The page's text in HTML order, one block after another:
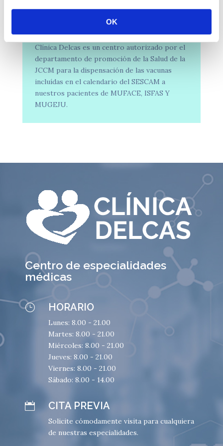
OK
Calendario de vacunas
Clínica Delcas es un centro autorizado por el
departamento de promoción de la Salud de la
JCCM para la dispensación de las vacunas
incluídas en el calendario del SESCAM a
nuestros pacientes de MUFACE, ISFAS Y
MUGEJU.
Centro de especialidades
médicas
} HORARIO
Lunes: 8.00 - 21.00
Martes: 8.00 - 21.00
Miércoles: 8.00 - 21.00
Jueves: 8.00 - 21.00
Viernes: 8.00 - 21.00
Sábado: 8.00 - 14.00
 CITA PREVIA
Solicite cómodamente visita para cualquiera
de nuestras especialidades.